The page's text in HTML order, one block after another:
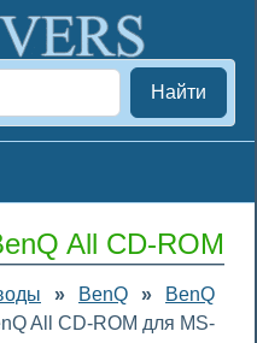
Найти
All CD-ROM
» BenQ »
BenQ
All CD-ROM для MS-